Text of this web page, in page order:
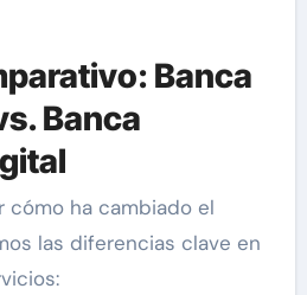
Banca
Banca
cómo ha cambiado el
las diferencias clave en